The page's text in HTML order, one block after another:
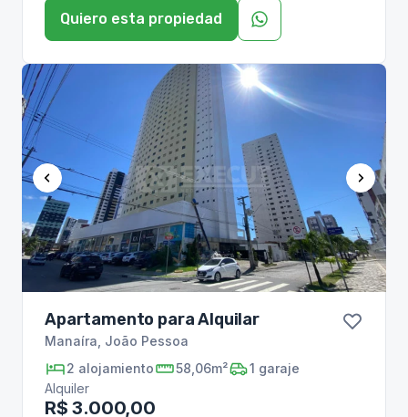
Quiero esta propiedad
Apartamento para Alquilar
Manaíra João Pessoa
2 alojamiento 58,06m² 1 garaje
Alquiler
R$ 3.000,00